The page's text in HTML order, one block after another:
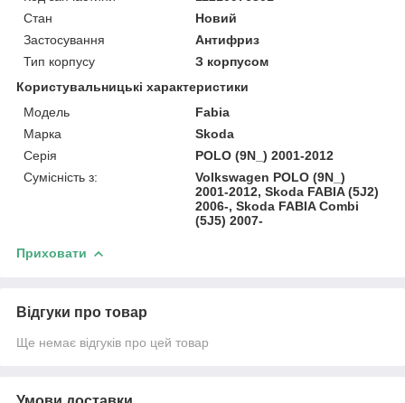
Стан
Новий
Застосування
Антифриз
Тип корпусу
З корпусом
Користувальницькі характеристики
Модель
Fabia
Марка
Skoda
Серія
POLO (9N_) 2001-2012
Сумісність з:
Volkswagen POLO (9N_)
2001-2012, Skoda FABIA (5J2)
2006-, Skoda FABIA Combi
(5J5) 2007-
Приховати
Відгуки про товар
Ще немає відгуків про цей товар